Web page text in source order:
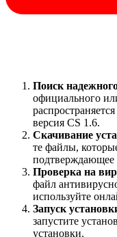
Поиск
официального
версия CS 1.6.
Скачивание
те файлы,
подтверждающее
Проверка на
файл
используйте
Запуск
запустите
установки.